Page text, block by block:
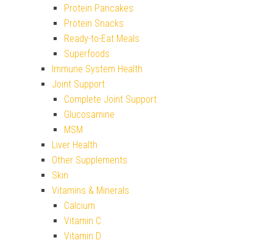
Protein Pancakes
Protein Snacks
Ready-to-Eat Meals
Superfoods
Immune System Health
Joint Support
Complete Joint Support
Glucosamine
MSM
Liver Health
Other Supplements
Skin
Vitamins & Minerals
Calcium
Vitamin C
Vitamin D